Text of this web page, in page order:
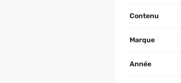
Contenu
Marque
Année